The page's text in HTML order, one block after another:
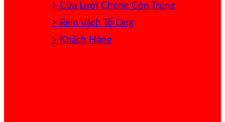
> Cửa Lưới Chống Côn Trùng
> Rèm Vách Tổ Ong
> Khách Hàng